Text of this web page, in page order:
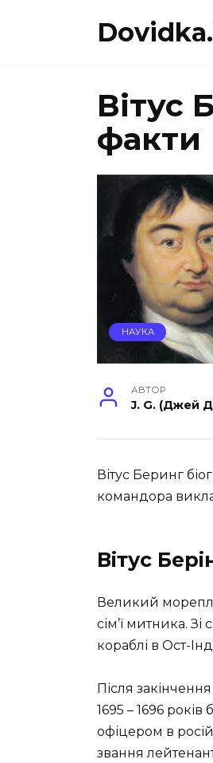
Вітус
факти
НАУКА
АВТОР
J. G. (Джей
Вітус Беринг
командора
Вітус
Великий
сім’ї митника.
кораблі в Ост-
Після
1695 – 1696
офіцером в
звання